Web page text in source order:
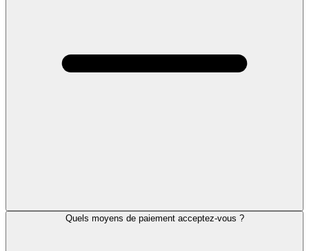
Quels moyens de paiement acceptez-vous ?